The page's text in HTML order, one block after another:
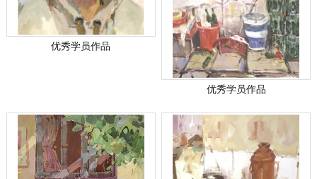
优秀学员作品
优秀学员作品